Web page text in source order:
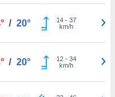
/ 20° 14- 37
km/h
/ 20° 12- 34
km/h